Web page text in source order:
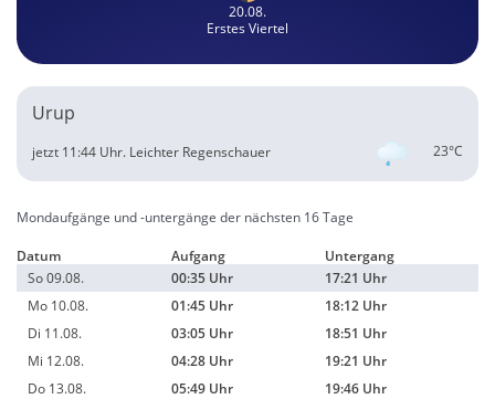
20.08.
Erstes Viertel
Urup
23°C
jetzt 11:44 Uhr. Leichter Regenschauer
Mondaufgänge und -untergänge der nächsten 16 Tage
Datum Aufgang
Untergang
So 09.08.
00:35 Uhr
17:21 Uhr
Mo 10.08.
01:45 Uhr
18:12 Uhr
Di 11.08.
03:05 Uhr
18:51 Uhr
Mi 12.08.
04:28 Uhr
19:21 Uhr
Do 13.08.
05:49 Uhr
19:46 Uhr